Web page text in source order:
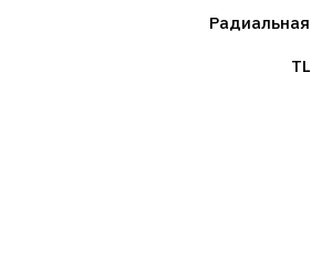
Радиальная
TL